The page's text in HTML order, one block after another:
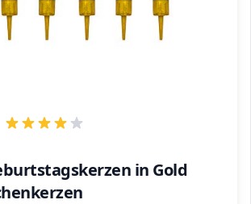
in Gold